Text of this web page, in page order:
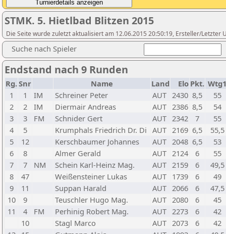
STMK. 5. Hietlbad Blitzen 2015
Die Seite wurde zuletzt aktualisiert am 12.06.2015 20:50:19, Ersteller/Letzter
Suche nach Spieler
Endstand nach 9 Runden
Rg.Snr Name Land Elo Pkt.
1
1 IM Schreiner Peter AUT 2430 8,5
55
2
2 IM Diermair Andreas AUT 2386 8,5
54
3
3 FM Schnider Gert AUT 2342 7
55
4
5 Krumphals Friedrich Dr. Di AUT 2169 6,5
55,5
5
12 Kerschbaumer Johannes AUT 2048 6,5
53
6
8 Almer Gerald AUT 2124 6
55
7
7 NM Schein Karl-Heinz Mag. AUT 2159 6
49,5
8
47 Weißensteiner Lukas AUT 1739 6
49
9
11 Suppan Harald AUT 2066 6
47,5
10
9 Teuschler Hugo Mag. AUT 2080 6
45
11
4 FM Perhinig Robert Mag. AUT 2273 6
42
10
Stagl Marco AUT 2073 6
42